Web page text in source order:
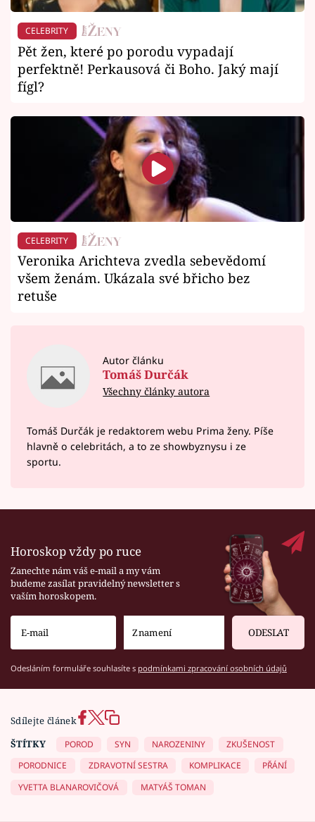
CELEBRITY
Pět žen, které po porodu vypadají
perfektně! Perkausová či Boho. Jaký mají
fígl?
CELEBRITY
Veronika Arichteva zvedla sebevědomí
všem ženám. Ukázala své břicho bez
retuše
Autor článku
Tomáš Durčák
Všechny články autora
Tomáš Durčák je redaktorem webu Prima ženy. Píše
hlavně o celebritách, a to ze showbyznysu i ze
sportu.
Horoskop vždy po ruce
Zanechte nám váš e-mail a my vám
budeme zasílat pravidelný newsletter s
vaším horoskopem.
ODESLAT
Odesláním formuláře souhlasíte s podmínkami zpracování osobních údajů
Sdílejte článek
ŠTÍTKY
POROD SYN NAROZENINY
ZKUŠENOST
PORODNICE
ZDRAVOTNÍ SESTRA KOMPLIKACE
PŘÁNÍ
YVETTA BLANAROVIČOVÁ
MATYÁŠ TOMAN